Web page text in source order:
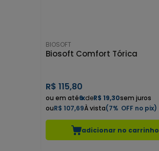
BIOSOFT
Biosoft Comfort Tórica
R$ 115,80
6xdeR$ 19,30sem juros
R$ 107,69
7%
adicionar no carrinho